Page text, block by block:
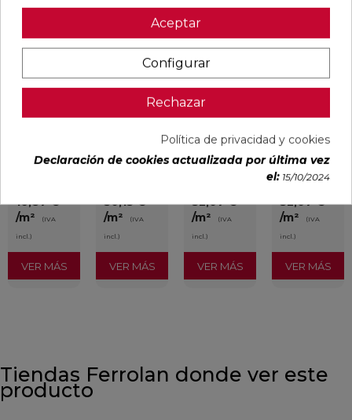
MATE
77654082
16,87 €
/m²
(IVA
incl.)
VER MÁS
UNIQ MOON
29,5X59,5
91080476
30,13 €
/m²
(IVA
incl.)
favorite
VER MÁS
CONCEPT
MOON MATE
29,5X59,5
91086931
32,07 €
/m²
(IVA
incl.)
VER MÁS
29,5X59,5
91086932
PVP
32,07 €
/m²
(IVA
incl.)
VER MÁS
Tiendas Ferrolan donde ver este
producto
Aceptar
Configurar
Rechazar
Política de privacidad y cookies
Declaración de cookies actualizada por última vez
el: 15/10/2024